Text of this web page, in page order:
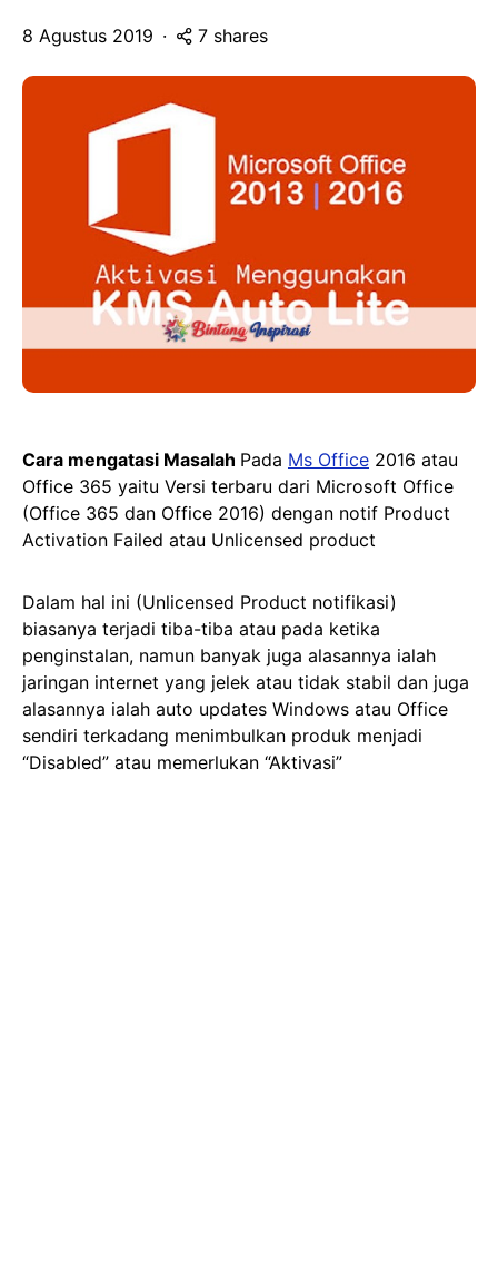
8 Agustus 2019 7 shares
Cara mengatasi Masalah Pada Ms Office 2016 atau
Office 365 yaitu Versi terbaru dari Microsoft Office
(Office 365 dan Office 2016) dengan notif Product
Activation Failed atau Unlicensed product
Dalam hal ini (Unlicensed Product notifikasi)
biasanya terjadi tiba-tiba atau pada ketika
penginstalan, namun banyak juga alasannya ialah
jaringan internet yang jelek atau tidak stabil dan juga
alasannya ialah auto updates Windows atau Office
sendiri terkadang menimbulkan produk menjadi
“Disabled” atau memerlukan “Aktivasi”